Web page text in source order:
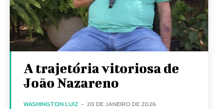
A trajetória vitoriosa de
João Nazareno
WASHINGTON LUIZ - 20 DE JANEIRO DE 2026